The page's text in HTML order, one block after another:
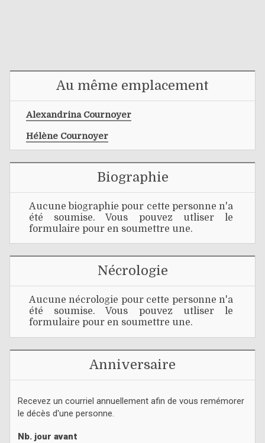
Au même emplacement
Alexandrina Cournoyer
Hélène Cournoyer
Biographie
Aucune biographie pour cette personne n'a
été soumise. Vous pouvez utliser le
formulaire pour en soumettre une.
Nécrologie
Aucune nécrologie pour cette personne n'a
été soumise. Vous pouvez utliser le
formulaire pour en soumettre une.
Anniversaire
Recevez un courriel annuellement afin de vous remémorer
le décès d'une personne.
Nb. jour avant